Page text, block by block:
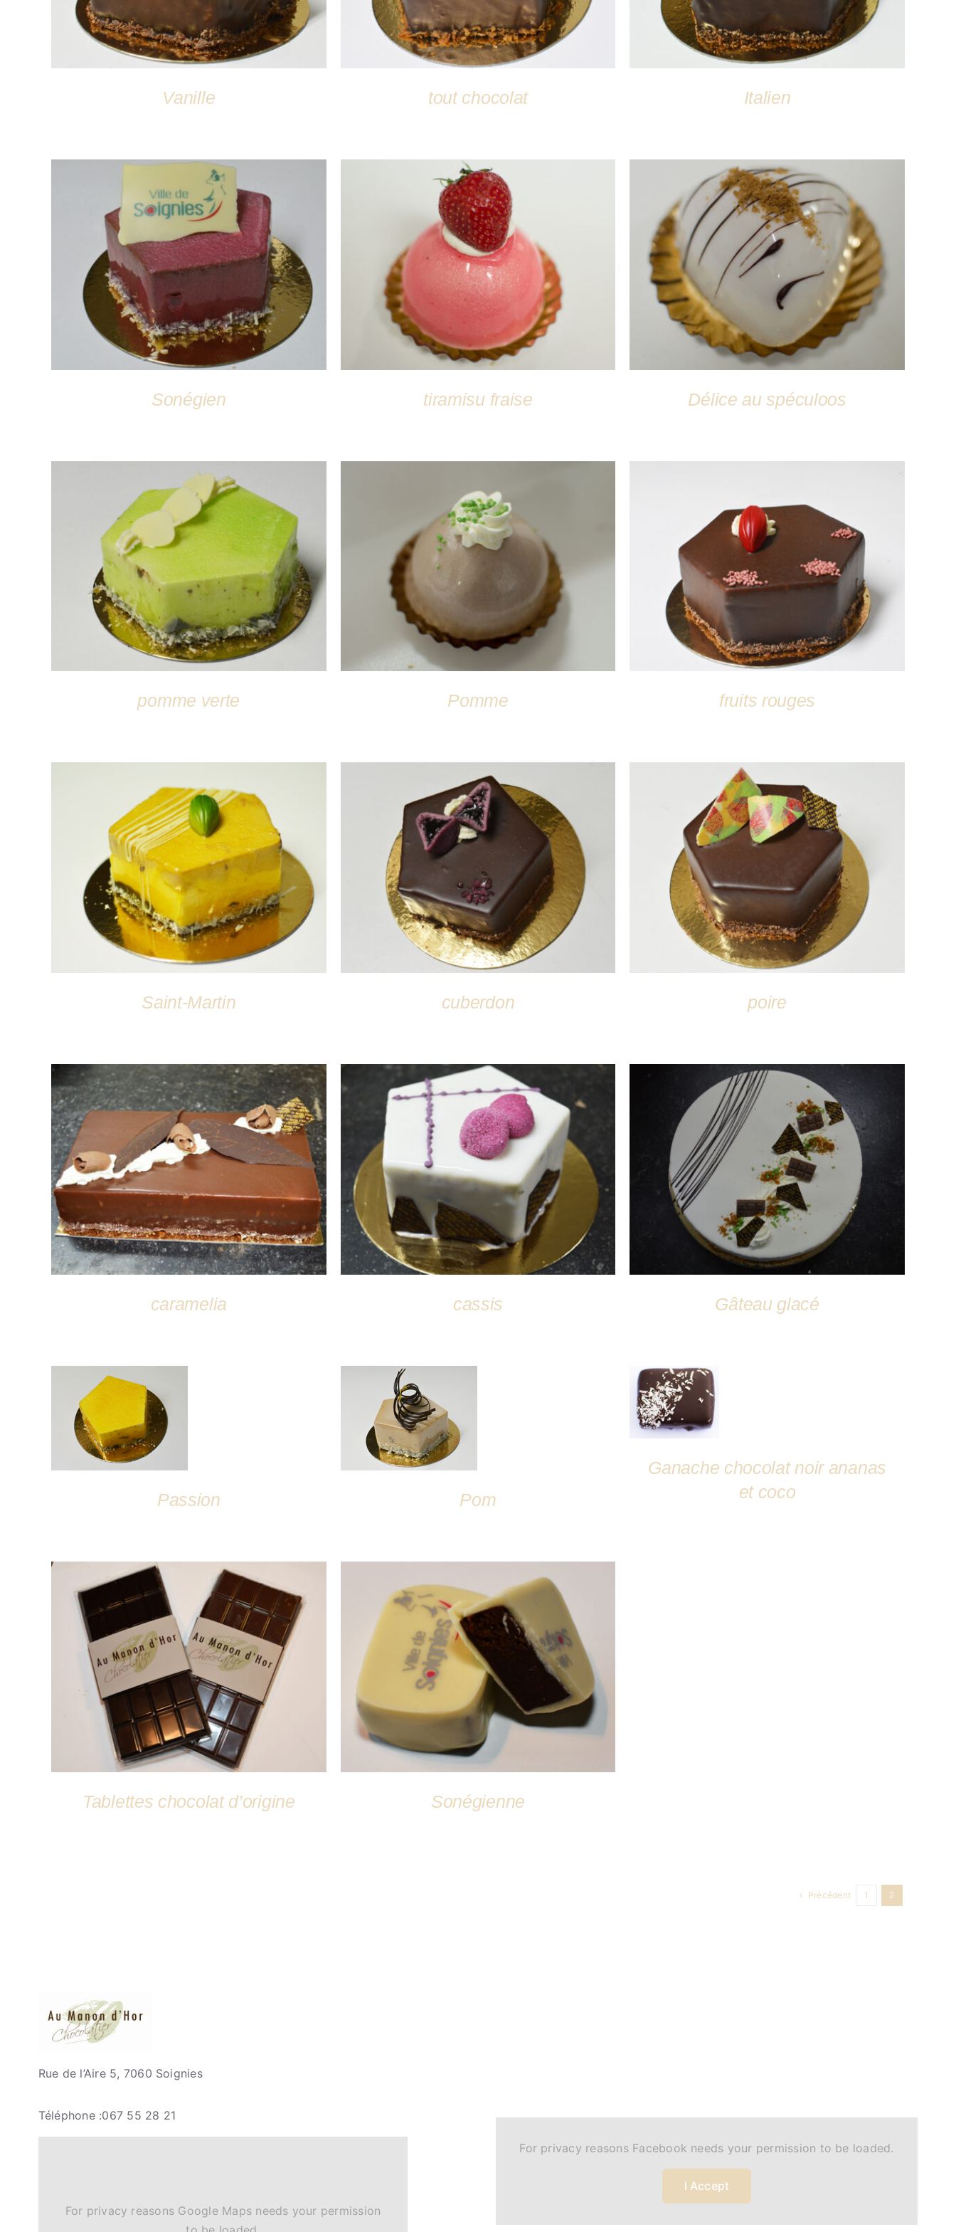
Vanille tout chocolat Italien
DÉTAILS
Sonégien
DÉTAILS
tiramisu fraise
DÉTAILS
Délice au spéculoos
DÉTAILS
pomme verte Pomme
DÉTAILS
fruits rouges
DÉTAILS
Saint-Martin
DÉTAILS
cuberdon poire
DÉTAILS
caramelia
DÉTAILS
cassis
DÉTAILS
Gâteau glacé
DÉTAILS
Passion
DÉTAILS
Pom
DÉTAILS
Ganache chocolat noir ananas
et coco
DÉTAILS
Tablettes chocolat d’origine
DÉTAILS
Sonégienne
Précédent 1 2
Rue de l’Aire 5, 7060 Soignies
Téléphone :067 55 28 21
For privacy reasons Google Maps needs your permission
For privacy reasons Facebook needs your permission to be loaded.
I Accept